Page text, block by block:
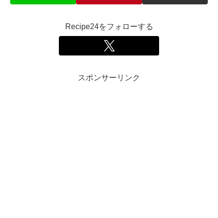
Recipe24をフォローする
スポンサーリンク